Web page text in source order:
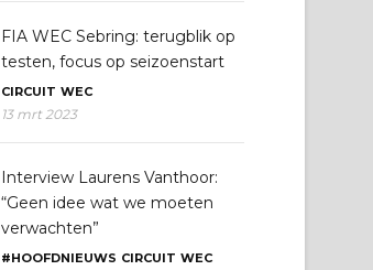
FIA WEC Sebring: terugblik op
testen, focus op seizoenstart
CIRCUIT WEC
13 mrt 2023
Interview Laurens Vanthoor:
“Geen idee wat we moeten
verwachten”
#HOOFDNIEUWS CIRCUIT WEC